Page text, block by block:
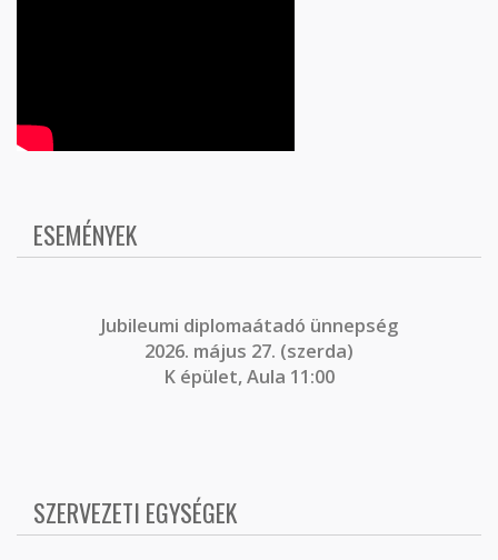
ESEMÉNYEK
Jubileumi diplomaátadó ünnepség
2026. május 27. (szerda)
K épület, Aula 11:00
SZERVEZETI EGYSÉGEK